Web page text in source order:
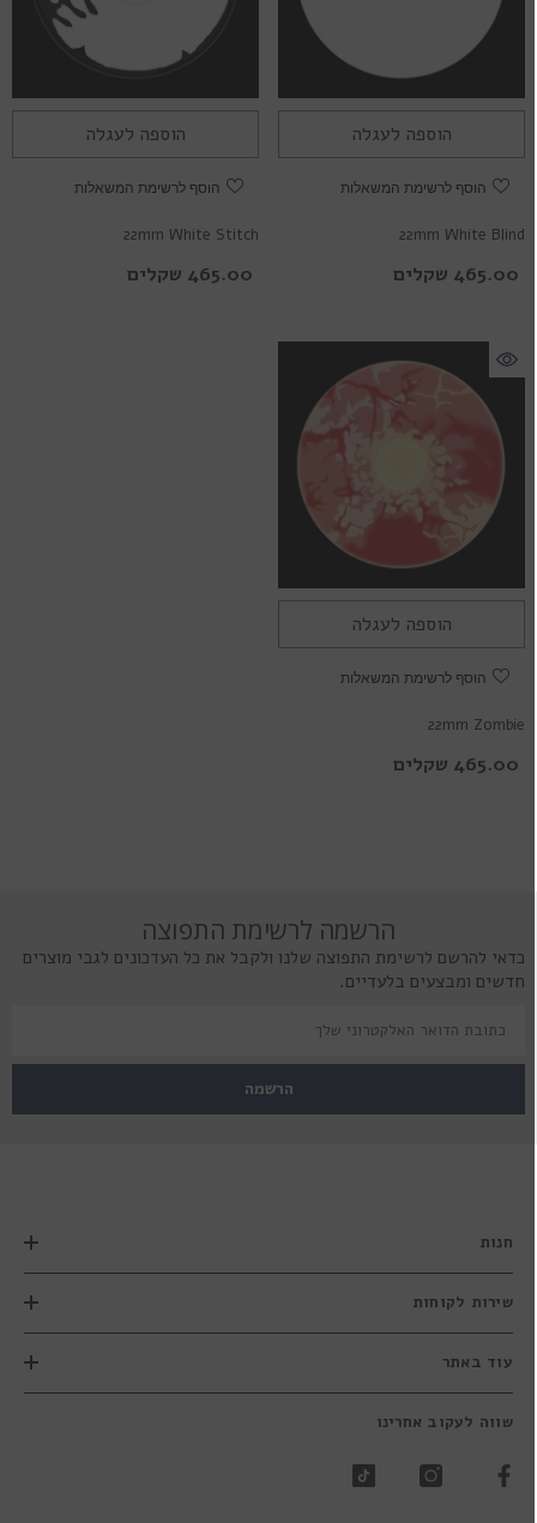
הוספה לעגלה
הוסף לרשימת המשאלות
22mm White Blind
465.00 שקלים
הוספה לעגלה
הוסף לרשימת המשאלות
22mm White Stitch
465.00 שקלים
הוספה לעגלה
הוסף לרשימת המשאלות
22mm Zombie
465.00 שקלים
הרשמה לרשימת התפוצה
כדאי להרשם לרשימת התפוצה שלנו ולקבל את כל העדכונים לגבי מוצרים
חדשים ומבצעים בלעדיים.
הרשמה
חנות
שירות לקוחות
עוד באתר
שווה לעקוב אחרינו